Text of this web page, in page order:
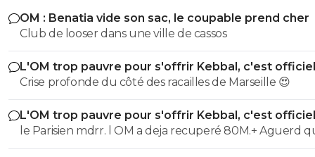
OM : Benatia vide son sac, le coupable prend cher
Club de looser dans une ville de cassos
L'OM trop pauvre pour s'offrir Kebbal, c'est officiel
Crise profonde du côté des racailles de Marseille 😍
L'OM trop pauvre pour s'offrir Kebbal, c'est officiel
le Parisien mdrr. l OM a deja recuperé 80M.+ Aguerd quasi
officiel. Hodgberg en discussions avancees, Gomez pareil.